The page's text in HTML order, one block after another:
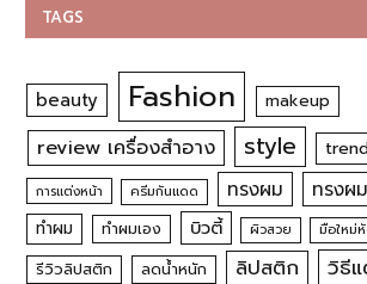
TAGS
beauty Fashion makeup
review เครื่องสำอาง style
การแต่งหน้า ครีมกันแดด ทรงผม ทรงผ
ทำผม ทำผมเอง บิวตี้ ผิวสวย มือใหม่
รีวิวลิปสติก ลดน้ำหนัก ลิปสติก
วิธี